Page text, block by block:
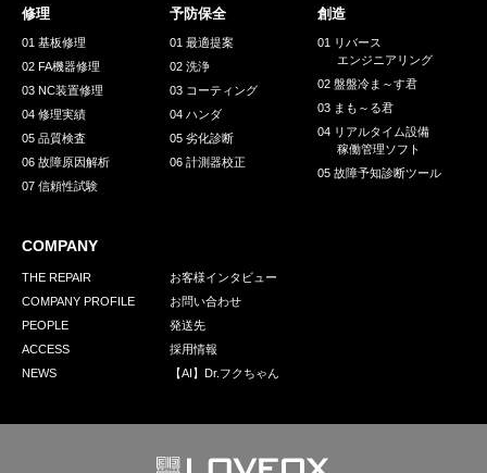
GREEN CHALLENGE
環境への取り組み
お問い合わせ 発送先
修理
01 基板修理
02 FA機器修理
03 NC装置修理
04 修理実績
05 品質検査
06 故障原因解析
07 信頼性試験
予防保全
01 最適提案
02 洗浄
03 コーティング
04 ハンダ
05 劣化診断
06 計測器校正
創造
01 リバース
エンジニアリング
02 盤盤冷ま～す君
03 まも～る君
04 リアルタイム設備
稼働管理ソフト
05 故障予知診断ツール
COMPANY
THE REPAIR
COMPANY PROFILE
PEOPLE
ACCESS
NEWS
お客様インタビュー
お問い合わせ
発送先
採用情報
【AI】Dr.フクちゃん